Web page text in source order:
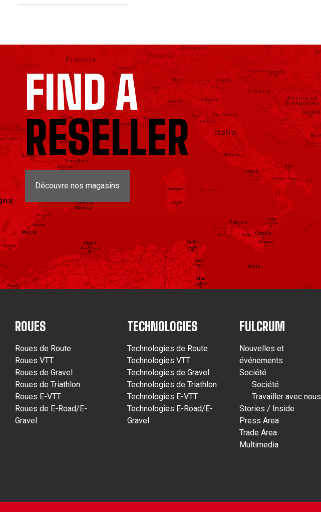
FIND A
RESELLER
Découvre nos magasins
ROUES
Roues de Route
Roues VTT
Roues de Gravel
Roues de Triathlon
Roues E-VTT
Roues de E-Road/E-
Gravel
TECHNOLOGIES
Technologies de Route
Technologies VTT
Technologies de Gravel
Technologies de Triathlon
Technologies E-VTT
Technologies E-Road/E-
Gravel
FULCRUM
Nouvelles et
événements
Société
Société
Travailler avec nous
Stories / Inside
Press Area
Trade Area
Multimedia